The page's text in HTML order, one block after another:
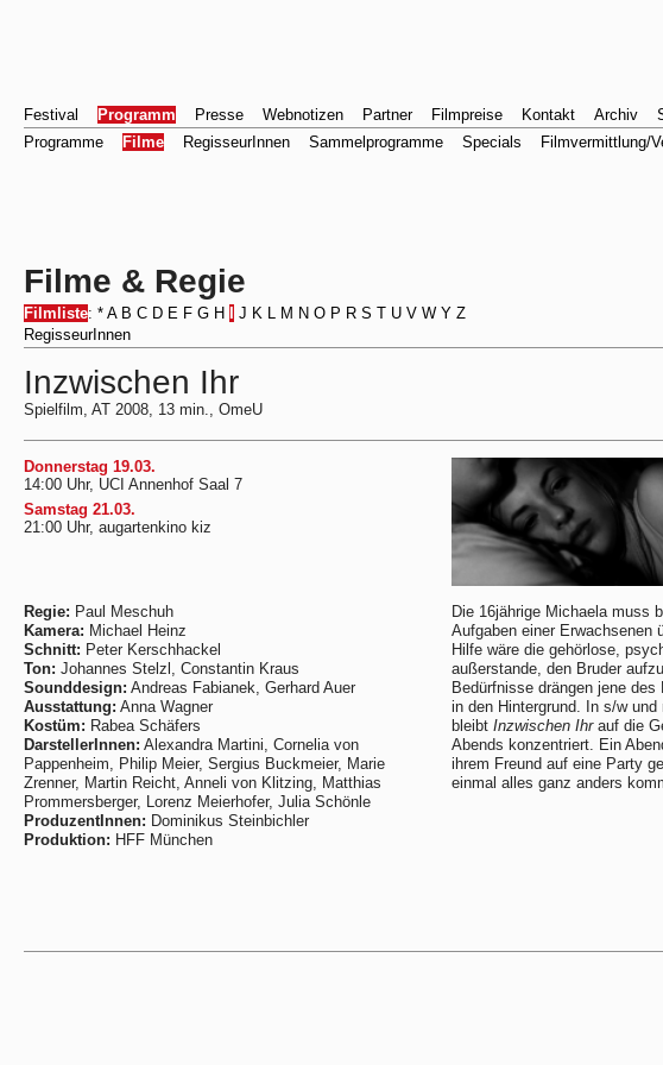
Festival Programm Presse Webnotizen Partner Filmpreise Kontakt Archiv
Programme
Filme RegisseurInnen Sammelprogramme Specials Filmvermittlung/
Filme & Regie
Filmliste: * A B C D E F G H J K L M N O P R S T U V W Y Z
RegisseurInnen
Inzwischen Ihr
Spielfilm, AT 2008, 13 min., OmeU
Donnerstag 19.03.
14:00 Uhr, UCI Annenhof Saal 7
Samstag 21.03.
21:00 Uhr, augartenkino kiz
Regie: Paul Meschuh
Kamera: Michael Heinz
Schnitt: Peter Kerschhackel
Ton: Johannes Stelzl, Constantin Kraus
Sounddesign: Andreas Fabianek, Gerhard Auer
Ausstattung: Anna Wagner
Kostüm: Rabea Schäfers
DarstellerInnen: Alexandra Martini, Cornelia von
Pappenheim, Philip Meier, Sergius Buckmeier, Marie
Zrenner, Martin Reicht, Anneli von Klitzing, Matthias
Prommersberger, Lorenz Meierhofer, Julia Schönle
ProduzentInnen: Dominikus Steinbichler
Produktion: HFF München
Die 16jährige Michaela muss
Aufgaben einer Erwachsenen
Hilfe wäre die gehörlose,
außerstande, den Bruder
Bedürfnisse drängen jene des
in den Hintergrund. In s/w
bleibt Inzwischen Ihrauf die
Abends konzentriert. Ein
ihrem Freund auf eine Party
einmal alles ganz anders